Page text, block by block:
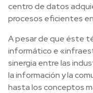
centro de datos
procesos eficientes
A pesar de que éste
informático e
sinergia entre las
la información y la
hasta los conceptos